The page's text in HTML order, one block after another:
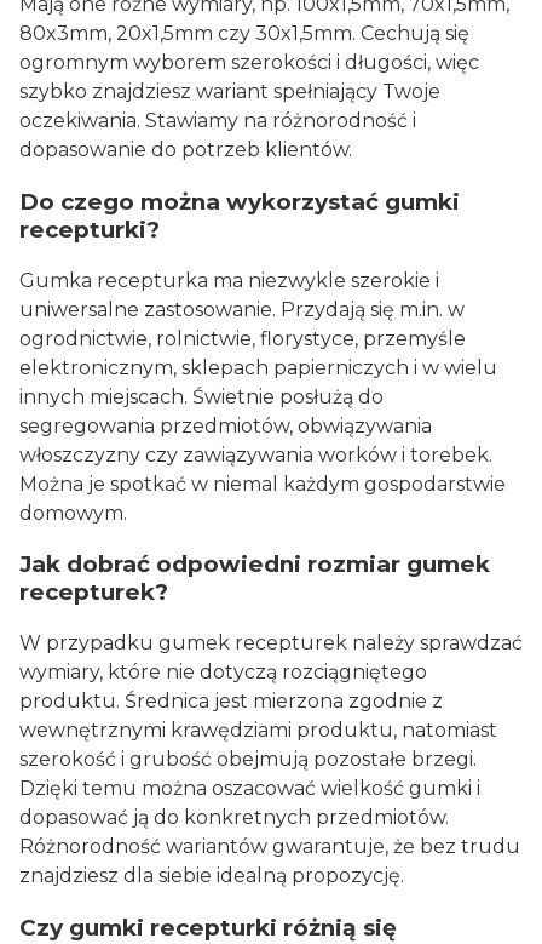
Mają one różne wymiary, np. 100x1,5mm, 70x1,5mm,
80x3mm, 20x1,5mm czy 30x1,5mm. Cechują się
ogromnym wyborem szerokości i długości, więc
szybko znajdziesz wariant spełniający Twoje
oczekiwania. Stawiamy na różnorodność i
dopasowanie do potrzeb klientów.
Do czego można wykorzystać gumki
recepturki?
Gumka recepturka ma niezwykle szerokie i
uniwersalne zastosowanie. Przydają się m.in. w
ogrodnictwie, rolnictwie, florystyce, przemyśle
elektronicznym, sklepach papierniczych i w wielu
innych miejscach. Świetnie posłużą do
segregowania przedmiotów, obwiązywania
włoszczyzny czy zawiązywania worków i torebek.
Można je spotkać w niemal każdym gospodarstwie
domowym.
Jak dobrać odpowiedni rozmiar gumek
recepturek?
W przypadku gumek recepturek należy sprawdzać
wymiary, które nie dotyczą rozciągniętego
produktu. Średnica jest mierzona zgodnie z
wewnętrznymi krawędziami produktu, natomiast
szerokość i grubość obejmują pozostałe brzegi.
Dzięki temu można oszacować wielkość gumki i
dopasować ją do konkretnych przedmiotów.
Różnorodność wariantów gwarantuje, że bez trudu
znajdziesz dla siebie idealną propozycję.
Czy gumki recepturki różnią się